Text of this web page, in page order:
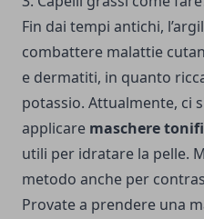
Fin dai tempi antichi,
combattere malattie
e dermatiti, in quanto
potassio. Attualmente, ci
applicare maschere
utili per idratare la pelle.
metodo anche per
Provate a prendere una